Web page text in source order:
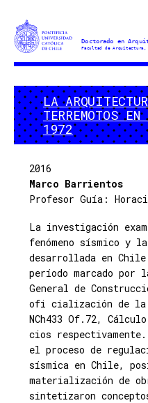
Doctorado
Arquitectura
y
Estudios
Urbanos
LA
TERREMOTOS
1972
2016
Marco Barrientos
Profesor Guía:
La investigación
fenómeno sísmico y
desarrollada en
período marcado por
General de
ofi cialización de la
NCh433 Of.72,
cios
el proceso de
sísmica en Chile,
materialización de
sintetizaron